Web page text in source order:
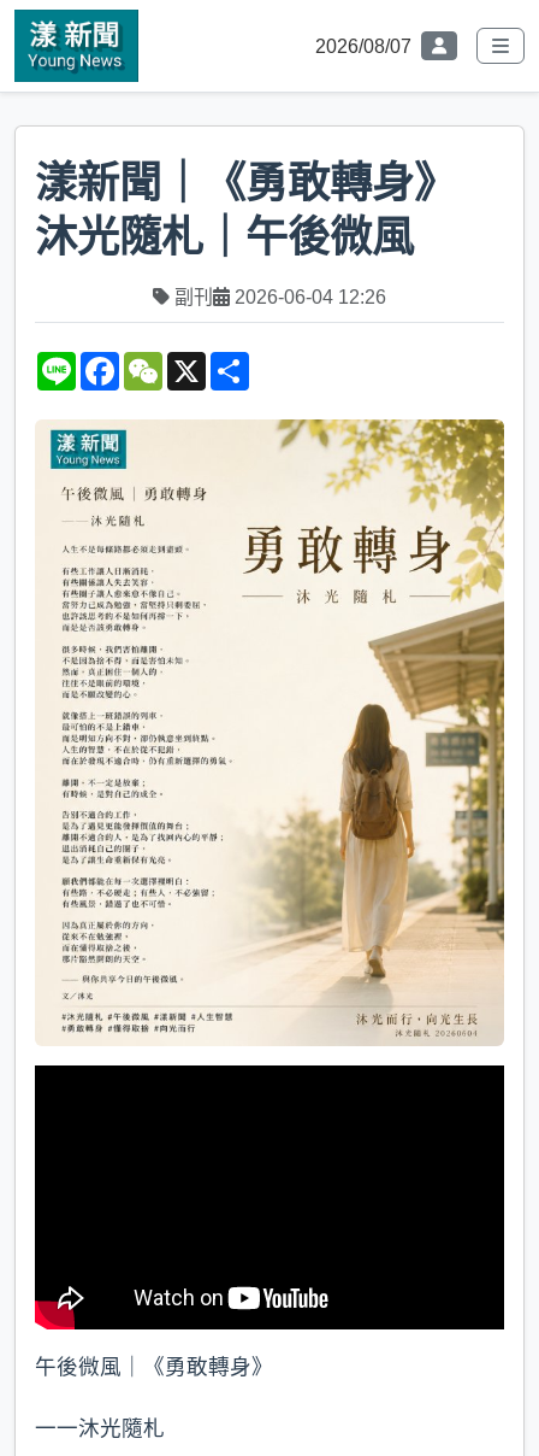
2026/08/07
漾新聞｜《勇敢轉身》
沐光隨札｜午後微風
副刊 2026-06-04 12:26
L
e
F
e
b
o
o
k
W
h
X
r
午後微風｜《勇敢轉身》
一一沐光隨札